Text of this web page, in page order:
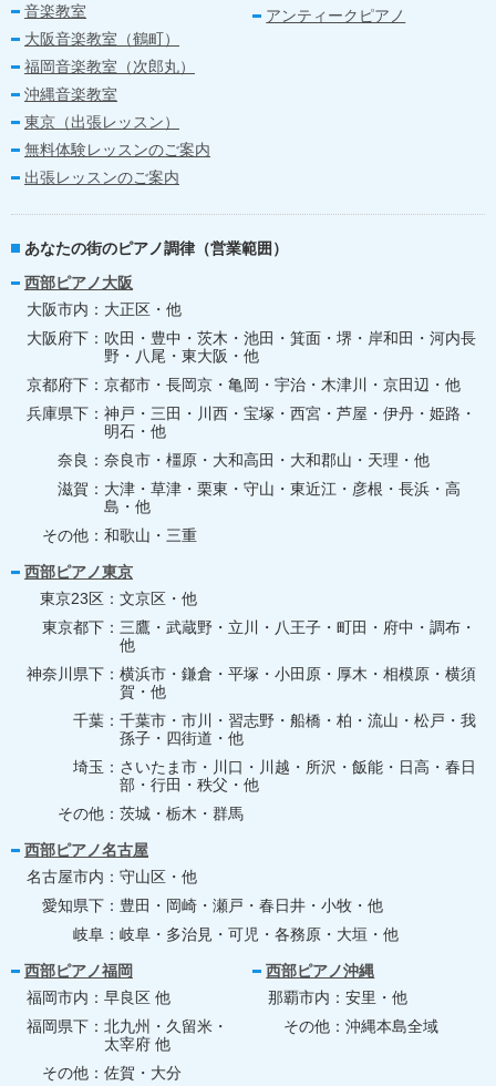
音楽教室
大阪音楽教室（鶴町）
福岡音楽教室（次郎丸）
沖縄音楽教室
東京（出張レッスン）
無料体験レッスンのご案内
出張レッスンのご案内
アンティークピアノ
あなたの街のピアノ調律（営業範囲）
西部ピアノ大阪
大阪市内
大正区・他
大阪府下
吹田・豊中・茨木・池田・箕面・堺・岸和田・河内長
野・八尾・東大阪・他
京都府下
京都市・長岡京・亀岡・宇治・木津川・京田辺・他
兵庫県下
神戸・三田・川西・宝塚・西宮・芦屋・伊丹・姫路・
明石・他
奈良
奈良市・橿原・大和高田・大和郡山・天理・他
滋賀
大津・草津・栗東・守山・東近江・彦根・長浜・高
島・他
その他
和歌山・三重
西部ピアノ東京
東京23区
文京区・他
東京都下
三鷹・武蔵野・立川・八王子・町田・府中・調布・
他
神奈川県下
横浜市・鎌倉・平塚・小田原・厚木・相模原・横須
賀・他
千葉
千葉市・市川・習志野・船橋・柏・流山・松戸・我
孫子・四街道・他
埼玉
さいたま市・川口・川越・所沢・飯能・日高・春日
部・行田・秩父・他
その他
茨城・栃木・群馬
西部ピアノ名古屋
名古屋市内
守山区・他
愛知県下
豊田・岡崎・瀬戸・春日井・小牧・他
岐阜
岐阜・多治見・可児・各務原・大垣・他
西部ピアノ福岡
福岡市内
早良区 他
福岡県下
北九州・久留米・
太宰府 他
その他
佐賀・大分
西部ピアノ沖縄
那覇市内
安里・他
その他
沖縄本島全域